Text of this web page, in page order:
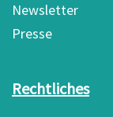
Newsletter
Presse
Rechtliches